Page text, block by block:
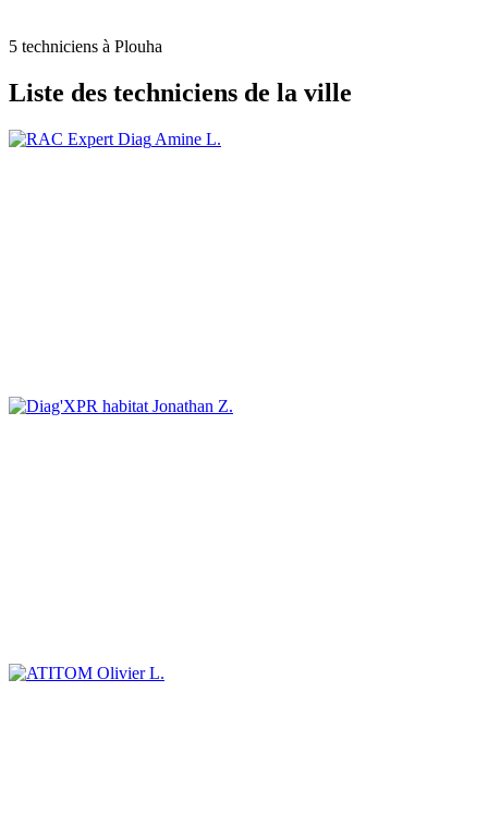
5 techniciens à Plouha
Liste des techniciens de la ville
Amine L.
Jonathan Z.
Olivier L.